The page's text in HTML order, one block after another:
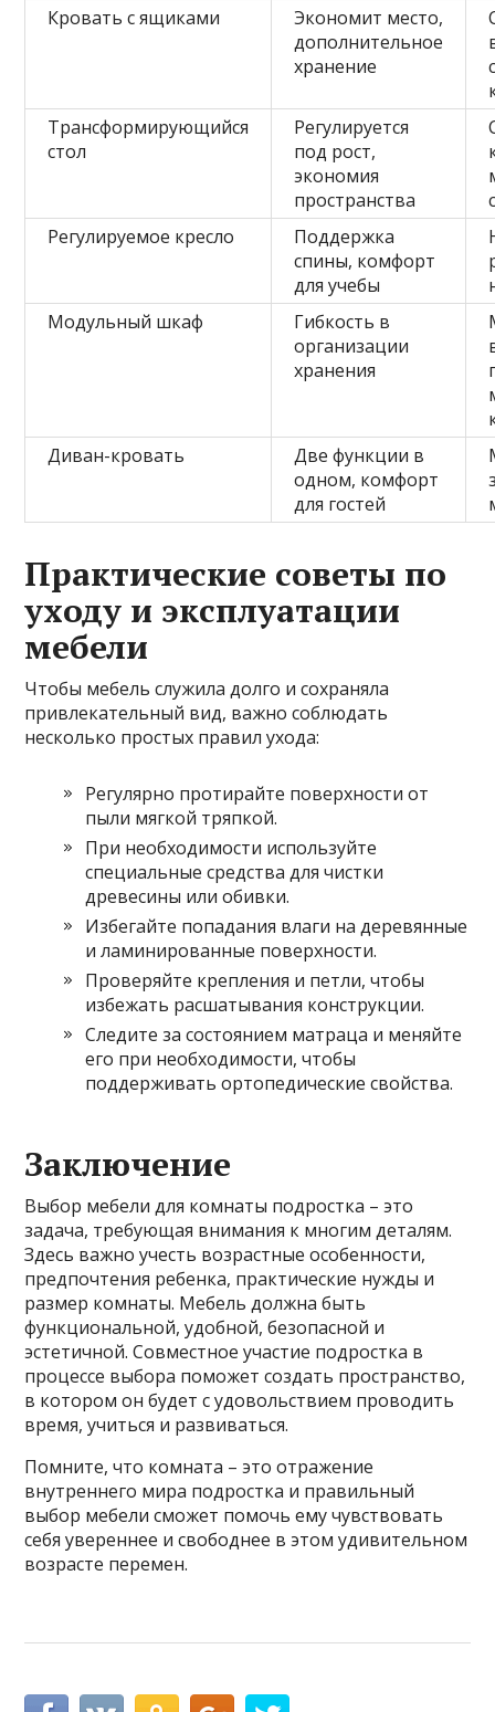
Кровать с ящиками
Экономит место,
дополнительное
хранение
Трансформирующийся
стол
Регулируется
под рост,
экономия
пространства
Регулируемое кресло
Поддержка
спины, комфорт
для учебы
Модульный шкаф
Гибкость в
организации
хранения
Диван-кровать
Две функции в
одном, комфорт
для гостей
Практические советы по
уходу и эксплуатации
мебели
Чтобы мебель служила долго и сохраняла
привлекательный вид, важно соблюдать
несколько простых правил ухода:
Регулярно протирайте поверхности от
пыли мягкой тряпкой.
При необходимости используйте
специальные средства для чистки
древесины или обивки.
Избегайте попадания влаги на деревянные
и ламинированные поверхности.
Проверяйте крепления и петли, чтобы
избежать расшатывания конструкции.
Следите за состоянием матраца и меняйте
его при необходимости, чтобы
поддерживать ортопедические свойства.
Заключение
Выбор мебели для комнаты подростка – это
задача, требующая внимания к многим деталям.
Здесь важно учесть возрастные особенности,
предпочтения ребенка, практические нужды и
размер комнаты. Мебель должна быть
функциональной, удобной, безопасной и
эстетичной. Совместное участие подростка в
процессе выбора поможет создать пространство,
в котором он будет с удовольствием проводить
время, учиться и развиваться.
Помните, что комната – это отражение
внутреннего мира подростка и правильный
выбор мебели сможет помочь ему чувствовать
себя увереннее и свободнее в этом удивительном
возрасте перемен.